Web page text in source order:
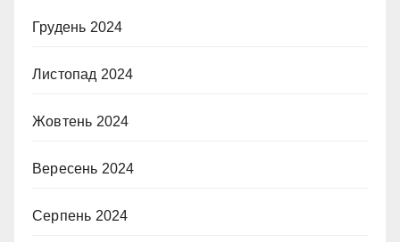
Грудень 2024
Листопад 2024
Жовтень 2024
Вересень 2024
Серпень 2024